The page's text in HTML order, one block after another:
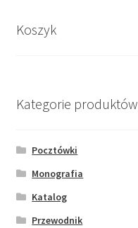
Koszyk
Kategorie produktów
Pocztówki
Monografia
Katalog
Przewodnik